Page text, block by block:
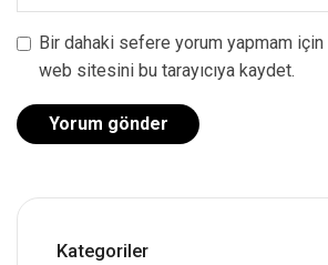
Bir dahaki sefere yorum yapmam için
web sitesini bu tarayıcıya kaydet.
Kategoriler